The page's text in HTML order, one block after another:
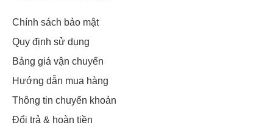
Chính sách bảo mật
Quy định sử dụng
Bảng giá vận chuyển
Hướng dẫn mua hàng
Thông tin chuyển khoản
Đổi trả & hoàn tiền